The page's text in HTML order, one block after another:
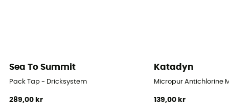
Sea To Summit
Pack Tap - Dricksystem
289,00 kr
Katadyn
Micropur Antichlorine
139,00 kr